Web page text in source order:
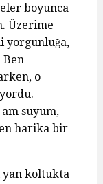
boyunca
Üzerime
yorgunluğa,
Ben
o
am suyum,
harika bir
yan koltukta